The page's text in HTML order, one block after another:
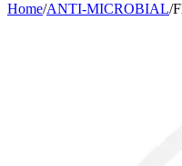
Home/ANTI-MICROBIAL/